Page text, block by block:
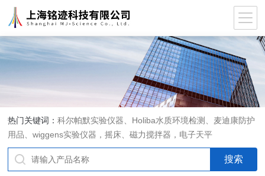
热门关键词：科尔帕默实验仪器、Holiba水质环境检测、麦迪康防护
用品、wiggens实验仪器，摇床、磁力搅拌器，电子天平